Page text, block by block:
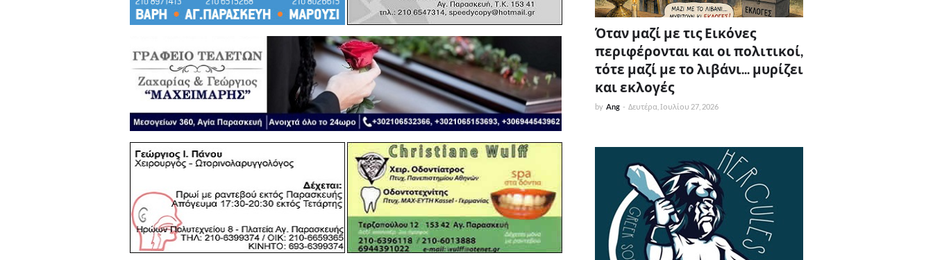
Όταν μαζί με τις Εικόνες
περιφέρονται και οι πολιτικοί,
τότε μαζί με το λιβάνι... μυρίζει
και εκλογές
by Ang - Δευτέρα, Ιουλίου 27, 2026